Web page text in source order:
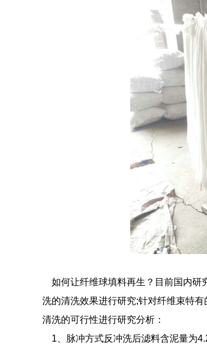
如何让纤维球填料再生？目前国内研
洗的清洗效果进行研究;针对纤维束特
清洗的可行性进行研究分析：
1、脉冲方式反冲洗后滤料含泥量为